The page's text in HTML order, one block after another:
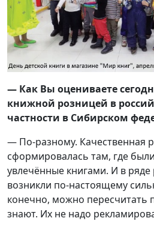
— Как Вы оцениваете
книжной розницей в
частности в Сибирском
— По-разному. Качественная
сформировалась там, где
увлечённые книгами. И в ряде
возникли по-настоящему
конечно, можно пересчитать
знают. Их не надо